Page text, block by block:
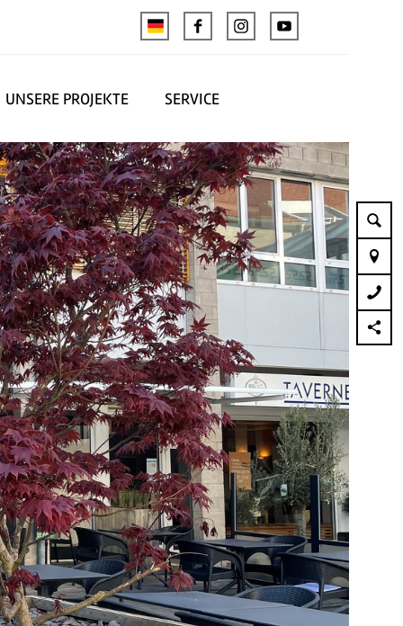
UNSERE PROJEKTE SERVICE